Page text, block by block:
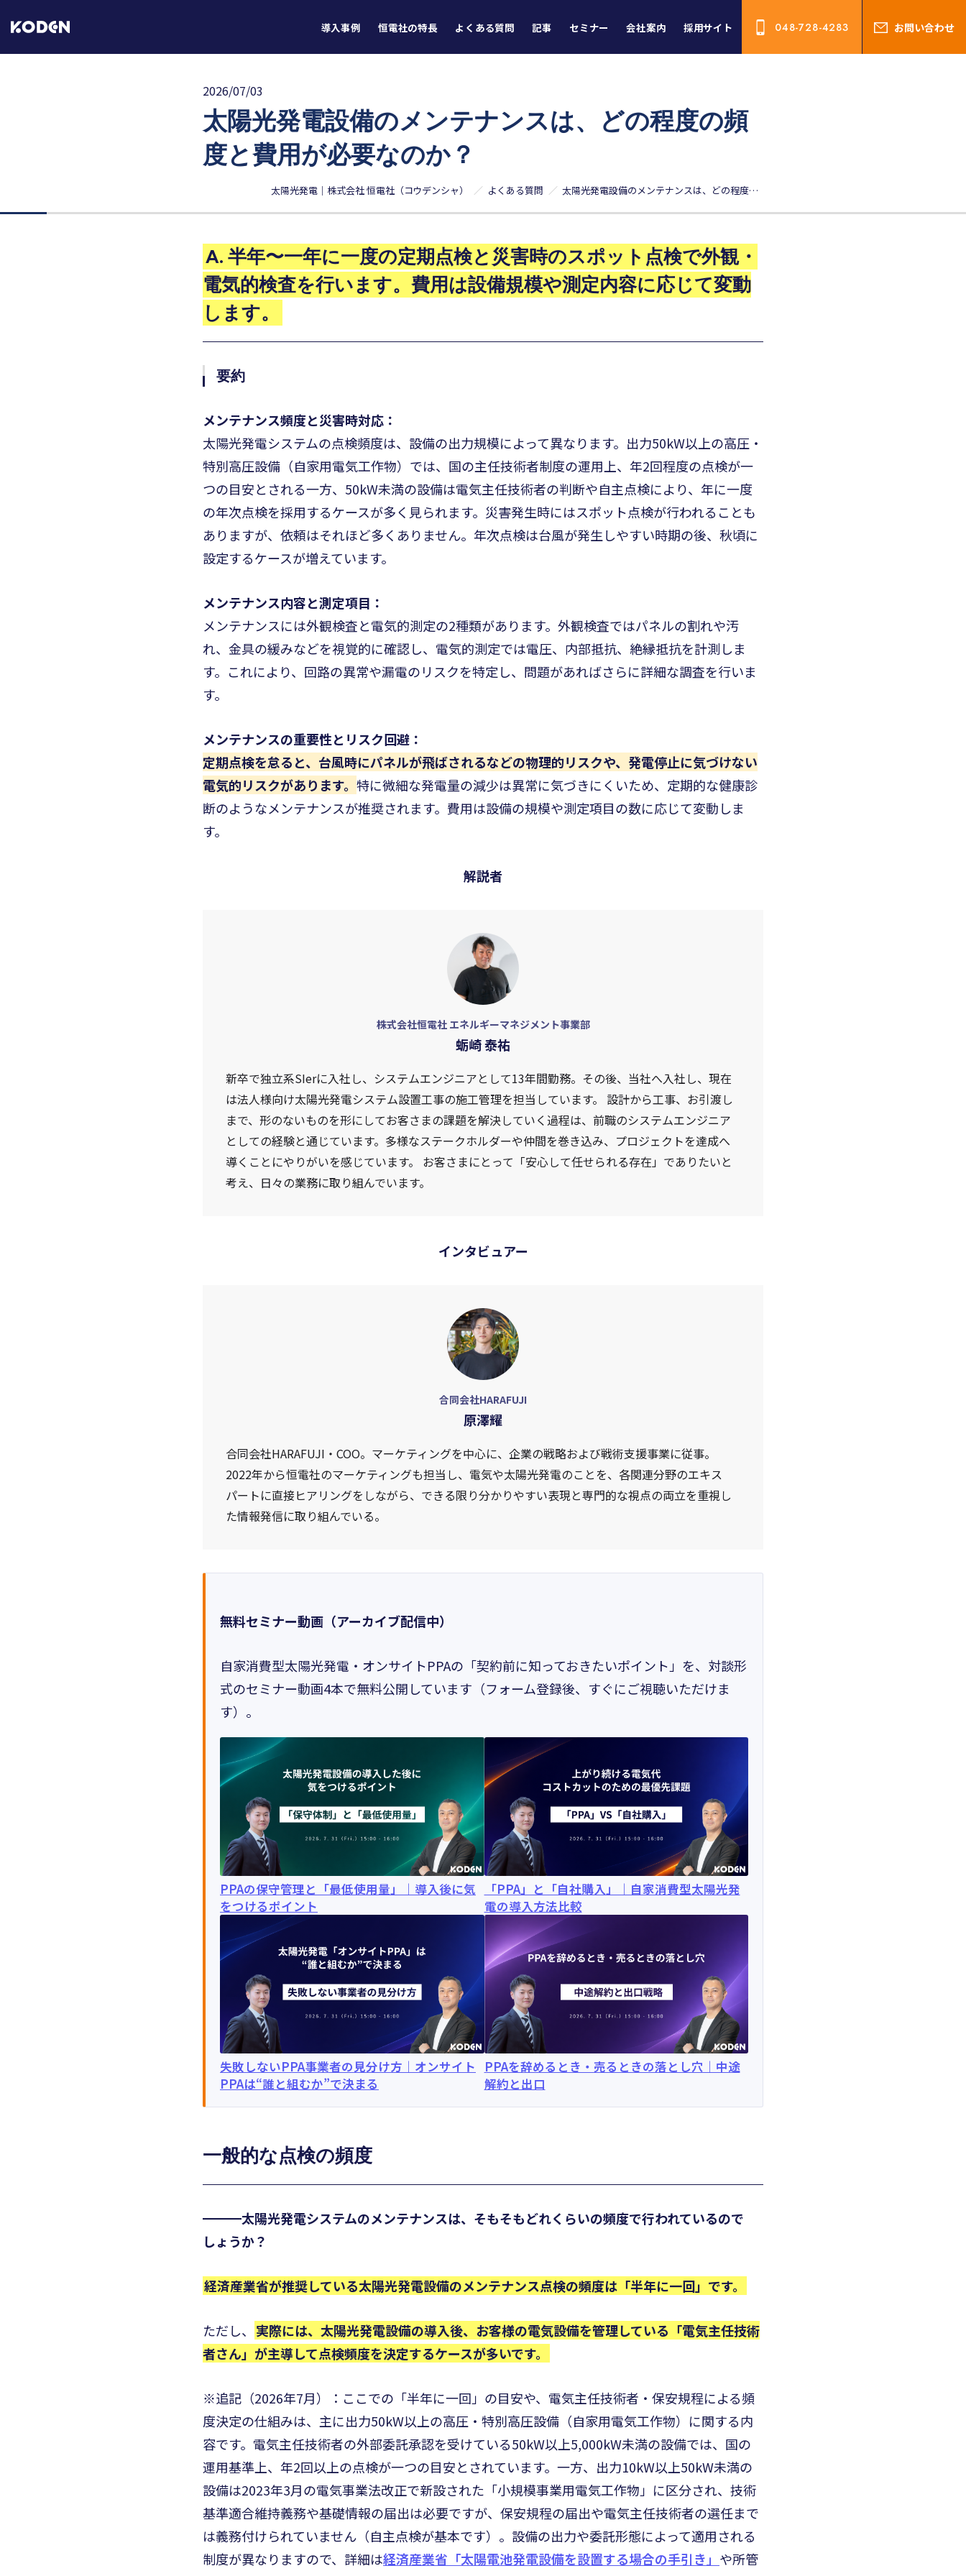
導入事例 恒電社の特長 よくある質問 記事 セミナー 会社案内 採用サイト 048-728-4283 お問い合わせ
2026/07/03
太陽光発電設備のメンテナンスは、どの程度の頻
度と費用が必要なのか？
太陽光発電｜株式会社 恒電社（コウデンシャ） よくある質問 太陽光発電設備のメンテナンスは、どの程度の頻度と費用が必要なのか？
A. 半年〜一年に一度の定期点検と災害時のスポット点検で外観・
電気的検査を行います。費用は設備規模や測定内容に応じて変動
します。
要約
メンテナンス頻度と災害時対応：
太陽光発電システムの点検頻度は、設備の出力規模によって異なります。出力50kW以上の高圧・
特別高圧設備（自家用電気工作物）では、国の主任技術者制度の運用上、年2回程度の点検が一
つの目安とされる一方、50kW未満の設備は電気主任技術者の判断や自主点検により、年に一度
の年次点検を採用するケースが多く見られます。災害発生時にはスポット点検が行われることも
ありますが、依頼はそれほど多くありません。年次点検は台風が発生しやすい時期の後、秋頃に
設定するケースが増えています。
メンテナンス内容と測定項目：
メンテナンスには外観検査と電気的測定の2種類があります。外観検査ではパネルの割れや汚
れ、金具の緩みなどを視覚的に確認し、電気的測定では電圧、内部抵抗、絶縁抵抗を計測しま
す。これにより、回路の異常や漏電のリスクを特定し、問題があればさらに詳細な調査を行いま
す。
メンテナンスの重要性とリスク回避：
定期点検を怠ると、台風時にパネルが飛ばされるなどの物理的リスクや、発電停止に気づけない
電気的リスクがあります。 特に微細な発電量の減少は異常に気づきにくいため、定期的な健康診
断のようなメンテナンスが推奨されます。費用は設備の規模や測定項目の数に応じて変動しま
す。
解説者
株式会社恒電社 エネルギーマネジメント事業部
蛎崎 泰祐
新卒で独立系SIerに入社し、システムエンジニアとして13年間勤務。その後、当社へ入社し、現在
は法人様向け太陽光発電システム設置工事の施工管理を担当しています。 設計から工事、お引渡し
まで、形のないものを形にしてお客さまの課題を解決していく過程は、前職のシステムエンジニア
としての経験と通じています。多様なステークホルダーや仲間を巻き込み、プロジェクトを達成へ
導くことにやりがいを感じています。 お客さまにとって「安心して任せられる存在」でありたいと
考え、日々の業務に取り組んでいます。
インタビュアー
合同会社HARAFUJI
原澤耀
合同会社HARAFUJI・COO。マーケティングを中心に、企業の戦略および戦術支援事業に従事。
2022年から恒電社のマーケティングも担当し、電気や太陽光発電のことを、各関連分野のエキス
パートに直接ヒアリングをしながら、できる限り分かりやすい表現と専門的な視点の両立を重視し
た情報発信に取り組んでいる。
無料セミナー動画（アーカイブ配信中）
自家消費型太陽光発電・オンサイトPPAの「契約前に知っておきたいポイント」を、対談形
式のセミナー動画4本で無料公開しています（フォーム登録後、すぐにご視聴いただけま
す）。
PPAの保守管理と「最低使用量」｜導入後に気
をつけるポイント
「PPA」と「自社購入」｜自家消費型太陽光発
電の導入方法比較
失敗しないPPA事業者の見分け方｜オンサイト
PPAは“誰と組むか”で決まる
PPAを辞めるとき・売るときの落とし穴｜中途
解約と出口
一般的な点検の頻度
━━━太陽光発電システムのメンテナンスは、そもそもどれくらいの頻度で行われているので
しょうか？
経済産業省が推奨している太陽光発電設備のメンテナンス点検の頻度は「半年に一回」です。
ただし、
実際には、太陽光発電設備の導入後、お客様の電気設備を管理している「電気主任技術
者さん」が主導して点検頻度を決定するケースが多いです。
※追記（2026年7月）：ここでの「半年に一回」の目安や、電気主任技術者・保安規程による頻
度決定の仕組みは、主に出力50kW以上の高圧・特別高圧設備（自家用電気工作物）に関する内
容です。電気主任技術者の外部委託承認を受けている50kW以上5,000kW未満の設備では、国の
運用基準上、年2回以上の点検が一つの目安とされています。一方、出力10kW以上50kW未満の
設備は2023年3月の電気事業法改正で新設された「小規模事業用電気工作物」に区分され、技術
基準適合維持義務や基礎情報の届出は必要ですが、保安規程の届出や電気主任技術者の選任まで
は義務付けられていません（自主点検が基本です）。設備の出力や委託形態によって適用される
制度が異なりますので、詳細は経済産業省「太陽電池発電設備を設置する場合の手引き」 や所管